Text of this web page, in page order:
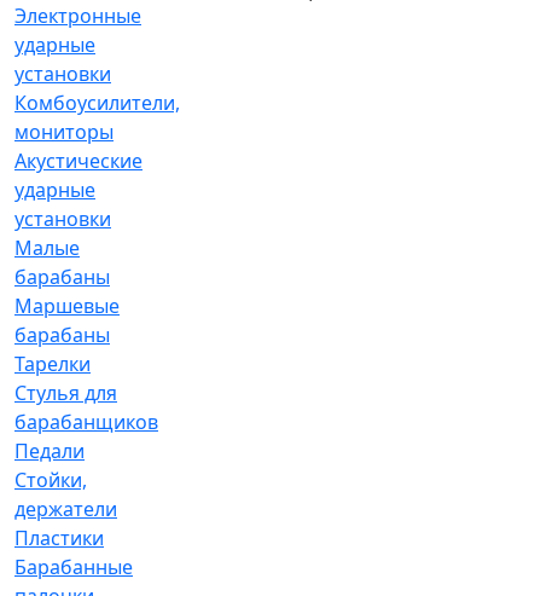
Электронные
ударные
установки
Комбоусилители,
мониторы
Акустические
ударные
установки
Малые
барабаны
Маршевые
барабаны
Тарелки
Стулья для
барабанщиков
Педали
Стойки,
держатели
Пластики
Барабанные